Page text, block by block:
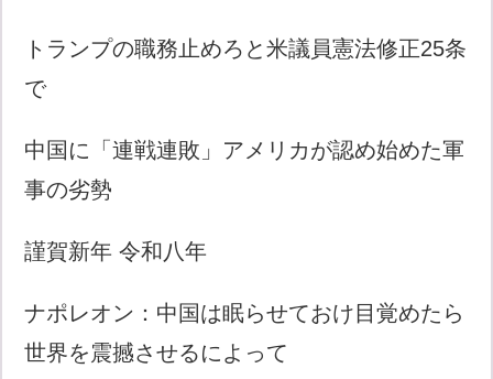
トランプの職務止めろと米議員憲法修正25条
で
中国に「連戦連敗」アメリカが認め始めた軍
事の劣勢
謹賀新年 令和八年
ナポレオン：中国は眠らせておけ目覚めたら
世界を震撼させるによって